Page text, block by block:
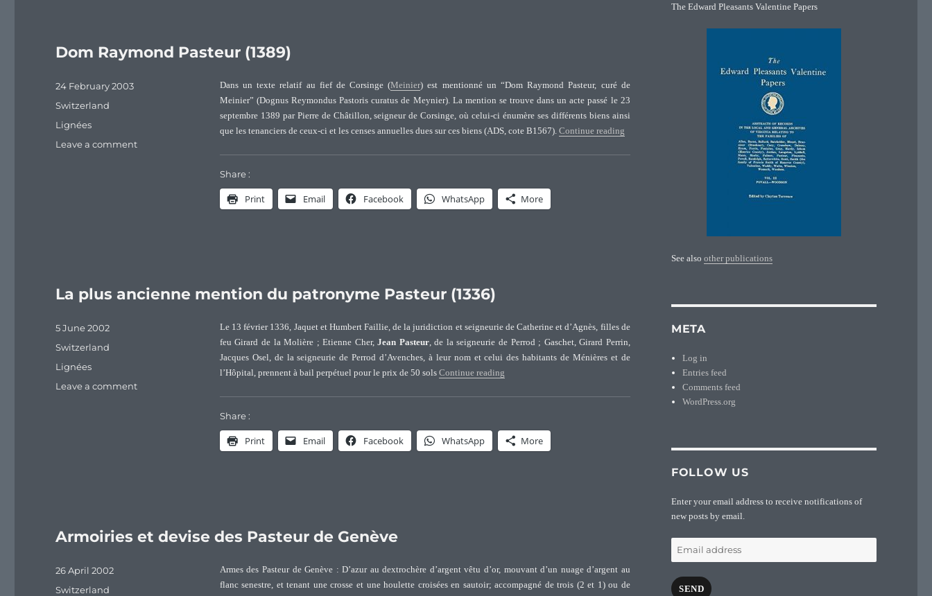
Dom Raymond Pasteur (1389)
Dans un texte relatif au fief de Corsinge (Meinier) est mentionné un “Dom Raymond Pasteur, curé de
Meinier” (Dognus Reymondus Pastoris curatus de Meynier). La mention se trouve dans un acte passé le 23
septembre 1389 par Pierre de Châtillon, seigneur de Corsinge, où celui-ci énumère ses différents biens ainsi
que les tenanciers de ceux-ci et les censes annuelles dues sur ces biens (ADS, cote B1567). Continue reading“Dom Raymond Pasteur (1389)”
Share :
Print Email Facebook WhatsApp More
Posted
24 February 2003
Categories
Switzerland
Tags
Lignées
Leave a commenton
La plus ancienne mention du patronyme Pasteur (1336)
Le 13 février 1336, Jaquet et Humbert Faillie, de la juridiction et seigneurie de Catherine et d’Agnès, filles de
feu Girard de la Molière ; Etienne Cher,Jean Pasteur, de la seigneurie de Perrod ; Gaschet, Girard Perrin,
Jacques Osel, de la seigneurie de Perrod d’Avenches, à leur nom et celui des habitants de Ménières et de
l’Hôpital, prennent à bail perpétuel pour le prix de 50 sols Continue reading“La plus ancienne mention du patronyme Pasteur (1336)”
Share :
Print Email Facebook WhatsApp More
Posted
on
5 June 2002
Categories
Switzerland
Tags
Lignées
Leave a commenton
Armoiries et devise des Pasteur de Genève
Armes des Pasteur de Genève : D’azur au dextrochère d’argent vêtu d’or, mouvant d’un nuage d’argent au
flanc senestre, et tenant une crosse et une houlette croisées en sautoir; accompagné de trois (2 et 1) ou de
Posted
26 April 2002
Categories
Switzerland
The Edward Pleasants Valentine Papers
See also other publications
META
Log in
Entries feed
Comments feed
WordPress.org
FOLLOW US
Enter your email address to receive notifications of
new posts by email.
address
SEND